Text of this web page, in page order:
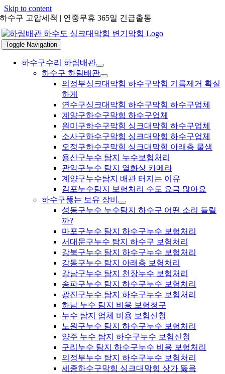
Skip to content
하수구 고압세척 | 연중무휴 365일 긴급출동
Toggle Navigation
하수구수리 하림배관
하수구 하림배관
의정부싱크대막힘 하수구막힘 기름제거 확실
하게
연수구싱크대막힘 하수구막힘 하수구업체
계양구하수구막힘 하수구업체
원미구하수구막힘 싱크대막힘 하수구업체
소사구하수구막힘 싱크대막힘 하수구업체
오정구하수구막힘 싱크대막힘 아래층 물샘
용산구누수 탐지 누수보험처리
관악구누수 탐지 열화상 카메라
계양구누수탐지 배관 터지는 이유
김포누수탐지 보험처리 수도 요금 많아요
하수구뚫는 보유 장비
성동구누수 누수탐지 하수구 어떤 소리 들릴
까?
마포구누수 탐지 하수구누수 보험처리
서대문구누수 탐지 하수구 보험처리
강북구누수 탐지 하수구누수 보험처리
강동구누수 탐지 아래층 보험처리
강남구누수 탐지 천장누수 보험처리
송파구누수 탐지 하수구누수 보험처리
광진구누수 탐지 하수구누수 보험처리
하남 누수 탐지 비용 보험청구
누수 탐지 업체 비용 보험신청
노원구누수 탐지 하수구누수 보험처리
양주 누수 탐지 하수구누수 보험신청
구리누수 탐지 하수구누수 비용 보험처리
의정부누수 탐지 하수구누수 보험처리
세종하수구막힘 싱크대막힘 상가 뚫음